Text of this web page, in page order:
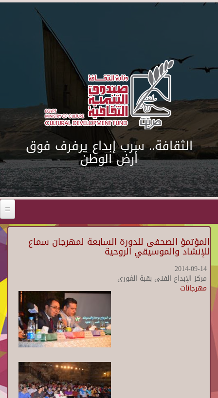
Skip to main content
الثقافة.. سرب إبداع يرفرف فوق
أرض الوطن
المؤتمؤ الصحفى للدورة السابعة لمهرجان سماع
للإنشاد والموسيقي الروحية
2014-09-14
مركز الإبداع الفنى بقبة الغورى
مهرجانات